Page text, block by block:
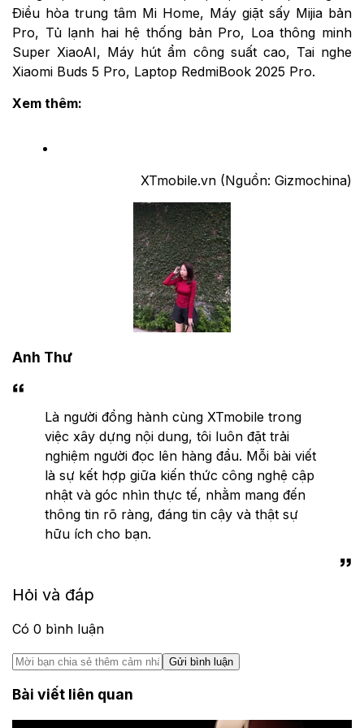
Điều hòa trung tâm Mi Home, Máy giặt sấy Mijia bản
Pro, Tủ lạnh hai hệ thống bản Pro, Loa thông minh
Super XiaoAI, Máy hút ẩm công suất cao, Tai nghe
Xiaomi Buds 5 Pro, Laptop RedmiBook 2025 Pro.
Xem thêm:
XTmobile.vn (Nguồn: Gizmochina)
Anh Thư
Là người đồng hành cùng XTmobile trong
việc xây dựng nội dung, tôi luôn đặt trải
nghiệm người đọc lên hàng đầu. Mỗi bài viết
là sự kết hợp giữa kiến thức công nghệ cập
nhật và góc nhìn thực tế, nhằm mang đến
thông tin rõ ràng, đáng tin cậy và thật sự
hữu ích cho bạn.
Hỏi và đáp
Có 0 bình luận
Gửi bình luận
Bài viết liên quan